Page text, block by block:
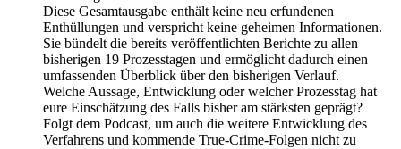
Diese Gesamtausgabe enthält keine neu erfundenen
Enthüllungen und verspricht keine geheimen Informationen.
Sie bündelt die bereits veröffentlichten Berichte zu allen
bisherigen 19 Prozesstagen und ermöglicht dadurch einen
umfassenden Überblick über den bisherigen Verlauf.
Welche Aussage, Entwicklung oder welcher Prozesstag hat
eure Einschätzung des Falls bisher am stärksten geprägt?
Folgt dem Podcast, um auch die weitere Entwicklung des
Verfahrens und kommende True-Crime-Folgen nicht zu